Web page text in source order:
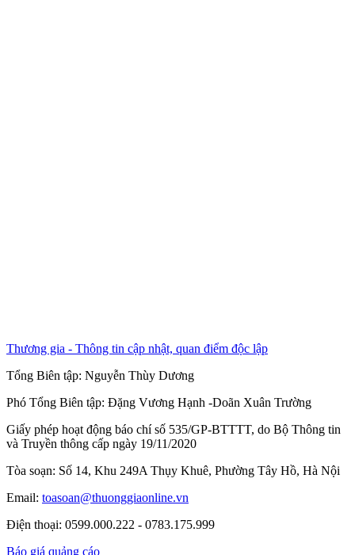
Thương gia - Thông tin cập nhật, quan điểm độc lập
Tổng Biên tập: Nguyễn Thùy Dương
Phó Tổng Biên tập: Đặng Vương Hạnh -Doãn Xuân Trường
Giấy phép hoạt động báo chí số 535/GP-BTTTT, do Bộ Thông tin
và Truyền thông cấp ngày 19/11/2020
Tòa soạn: Số 14, Khu 249A Thụy Khuê, Phường Tây Hồ, Hà Nội
Email: toasoan@thuonggiaonline.vn
Điện thoại: 0599.000.222 - 0783.175.999
Báo giá quảng cáo